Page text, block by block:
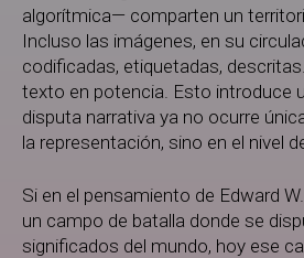
algorítmica— comparten un
Incluso las imágenes, en su
codificadas, etiquetadas,
texto en potencia. Esto introduce
disputa narrativa ya no ocurre
la representación, sino en el nivel
Si en el pensamiento de Edward
un campo de batalla donde se
significados del mundo, hoy ese